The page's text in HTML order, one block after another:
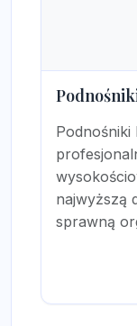
najwyższą
sprawną